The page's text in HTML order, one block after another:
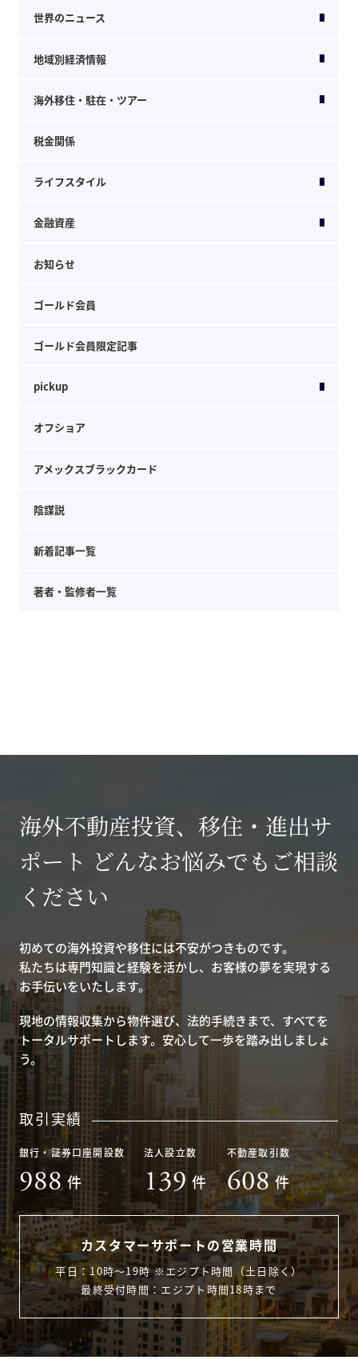
世界のニュース
地域別経済情報
海外移住・駐在・ツアー
税金関係
ライフスタイル
金融資産
お知らせ
ゴールド会員
ゴールド会員限定記事
pickup
オフショア
アメックスブラックカード
陰謀説
新着記事一覧
著者・監修者一覧
海外不動産投資、移住・進出サ
ポート どんなお悩みでもご相談
ください
初めての海外投資や移住には不安がつきものです。
私たちは専門知識と経験を活かし、お客様の夢を実現する
お手伝いをいたします。
現地の情報収集から物件選び、法的手続きまで、すべてを
トータルサポートします。安心して一歩を踏み出しましょ
う。
取引実績
銀行・証券口座開設数
988 件
法人設立数
139 件
不動産取引数
608 件
カスタマーサポートの営業時間
平日：10時〜19時 ※エジプト時間（土日除く）
最終受付時間：エジプト時間18時まで